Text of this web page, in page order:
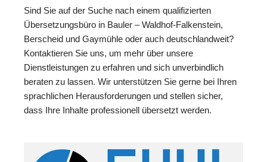
Sind Sie auf der Suche nach einem qualifizierten
Übersetzungsbüro in Bauler – Waldhof-Falkenstein,
Berscheid und Gaymühle oder auch deutschlandweit?
Kontaktieren Sie uns, um mehr über unsere
Dienstleistungen zu erfahren und sich unverbindlich
beraten zu lassen. Wir unterstützen Sie gerne bei Ihren
sprachlichen Herausforderungen und stellen sicher,
dass Ihre Inhalte professionell übersetzt werden.